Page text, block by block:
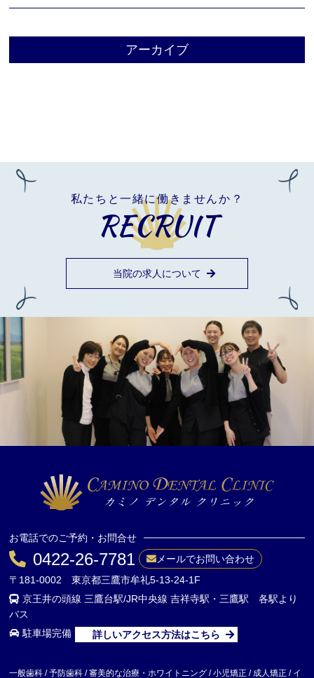
アーカイブ
私たちと一緒に働きませんか？
RECRUIT
当院の求人について
お電話でのご予約・お問合せ
0422-26-7781
メールでお問い合わせ
〒181-0002 東京都三鷹市牟礼5-13-24-1F
京王井の頭線 三鷹台駅/JR中央線 吉祥寺駅・三鷹駅 各駅より
バス
駐車場完備
詳しいアクセス方法はこちら
一般歯科 / 予防歯科 / 審美的な治療・ホワイトニング / 小児矯正 / 成人矯正 / イ